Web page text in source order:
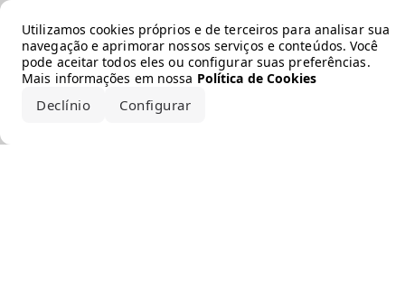
Utilizamos cookies próprios e de terceiros para analisar sua
navegação e aprimorar nossos serviços e conteúdos. Você
pode aceitar todos eles ou configurar suas preferências.
Mais informações em nossa Política de Cookies
Declínio Configurar
Error loading the brand